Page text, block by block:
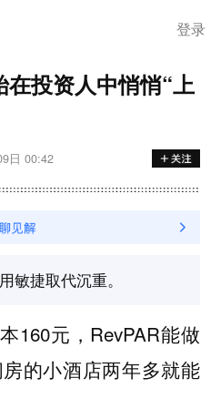
登录
投资人中悄悄“上
日 00:42
敏捷取代沉重。
160元，RevPAR能做
的小酒店两年多就能